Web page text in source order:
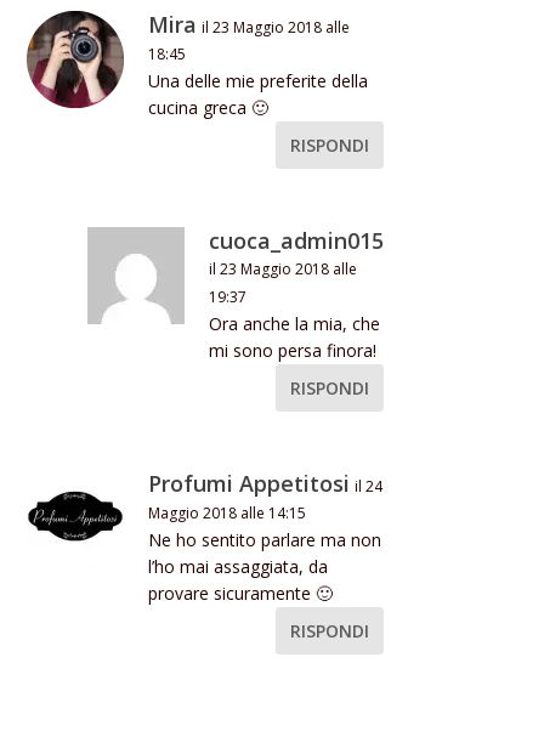
Mira il 23 Maggio 2018 alle
18:45
Una delle mie preferite della
cucina greca 🙂
RISPONDI
cuoca_admin015
il 23 Maggio 2018 alle
19:37
Ora anche la mia, che
mi sono persa finora!
RISPONDI
Profumi Appetitosi il 24
Maggio 2018 alle 14:15
Ne ho sentito parlare ma non
l’ho mai assaggiata, da
provare sicuramente 🙂
RISPONDI